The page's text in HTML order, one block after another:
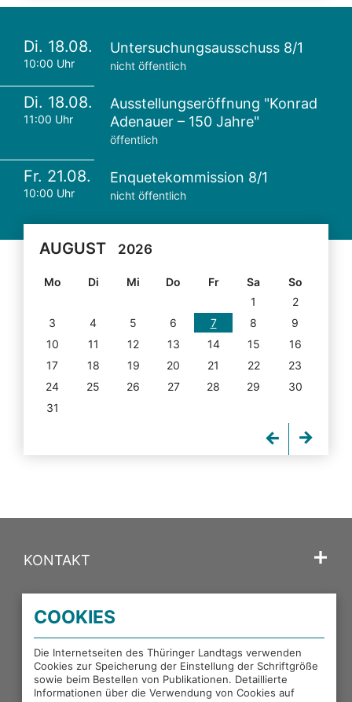
Di. 18.08.
10:00 Uhr
Untersuchungsausschuss 8/1
nicht öffentlich
Di. 18.08.
11:00 Uhr
Ausstellungseröffnung "Konrad
Adenauer – 150 Jahre"
öffentlich
Fr. 21.08.
10:00 Uhr
Enquetekommission 8/1
nicht öffentlich
AUGUST 2026
Mo Di Mi Do Fr Sa
So
1
2
3
4 5 6 7 8
9
10
11 12 13 14 15
16
17
18 19 20 21 22
23
24
25 26 27 28 29
30
31
KONTAKT
PORTALE DES THÜRINGER LANDTAGS
EXTERNE LINKS
COOKIES
Die Internetseiten des Thüringer Landtags verwenden
Cookies zur Speicherung der Einstellung der Schriftgröße
sowie beim Bestellen von Publikationen. Detaillierte
Informationen über die Verwendung von Cookies auf